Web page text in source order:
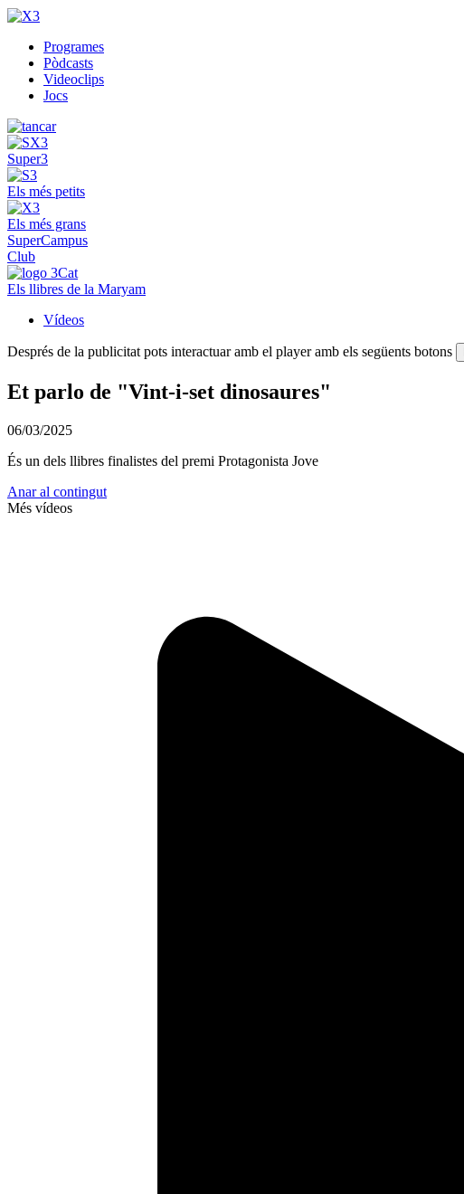
Programes
Pòdcasts
Videoclips
Jocs
Super3
Els més petits
Els més grans
SuperCampus
Club
Els llibres de la Maryam
Vídeos
Després de la publicitat pots interactuar amb el player amb els següents botons
Et parlo de "Vint-i-set dinosaures"
06/03/2025
És un dels llibres finalistes del premi Protagonista Jove
Anar al contingut
Més vídeos